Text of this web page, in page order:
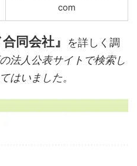
com
同会社』
を詳しく調
法人公表サイトで検索し
はいました。